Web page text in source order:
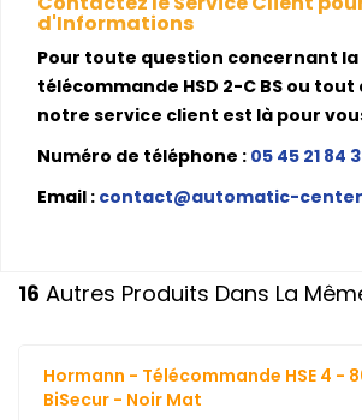
d'Informations
Pour toute question concernant la
télécommande HSD 2-C BS ou
notre service client est là pour
Numéro de téléphone : 05 45 21 84
Email : contact@automatic-
16 Autres Produits Dans La
Hormann - Télécommande HSE 4 -
BiSecur - Noir Mat